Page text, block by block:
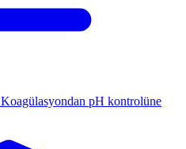
Koagülasyondan pH kontrolüne